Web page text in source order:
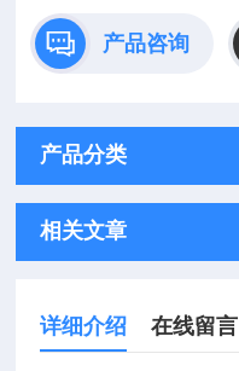
产品咨询
产品分类
相关文章
详细介绍 在线留言